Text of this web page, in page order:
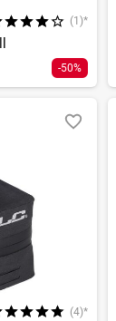
(1)*
-50%
(4)*